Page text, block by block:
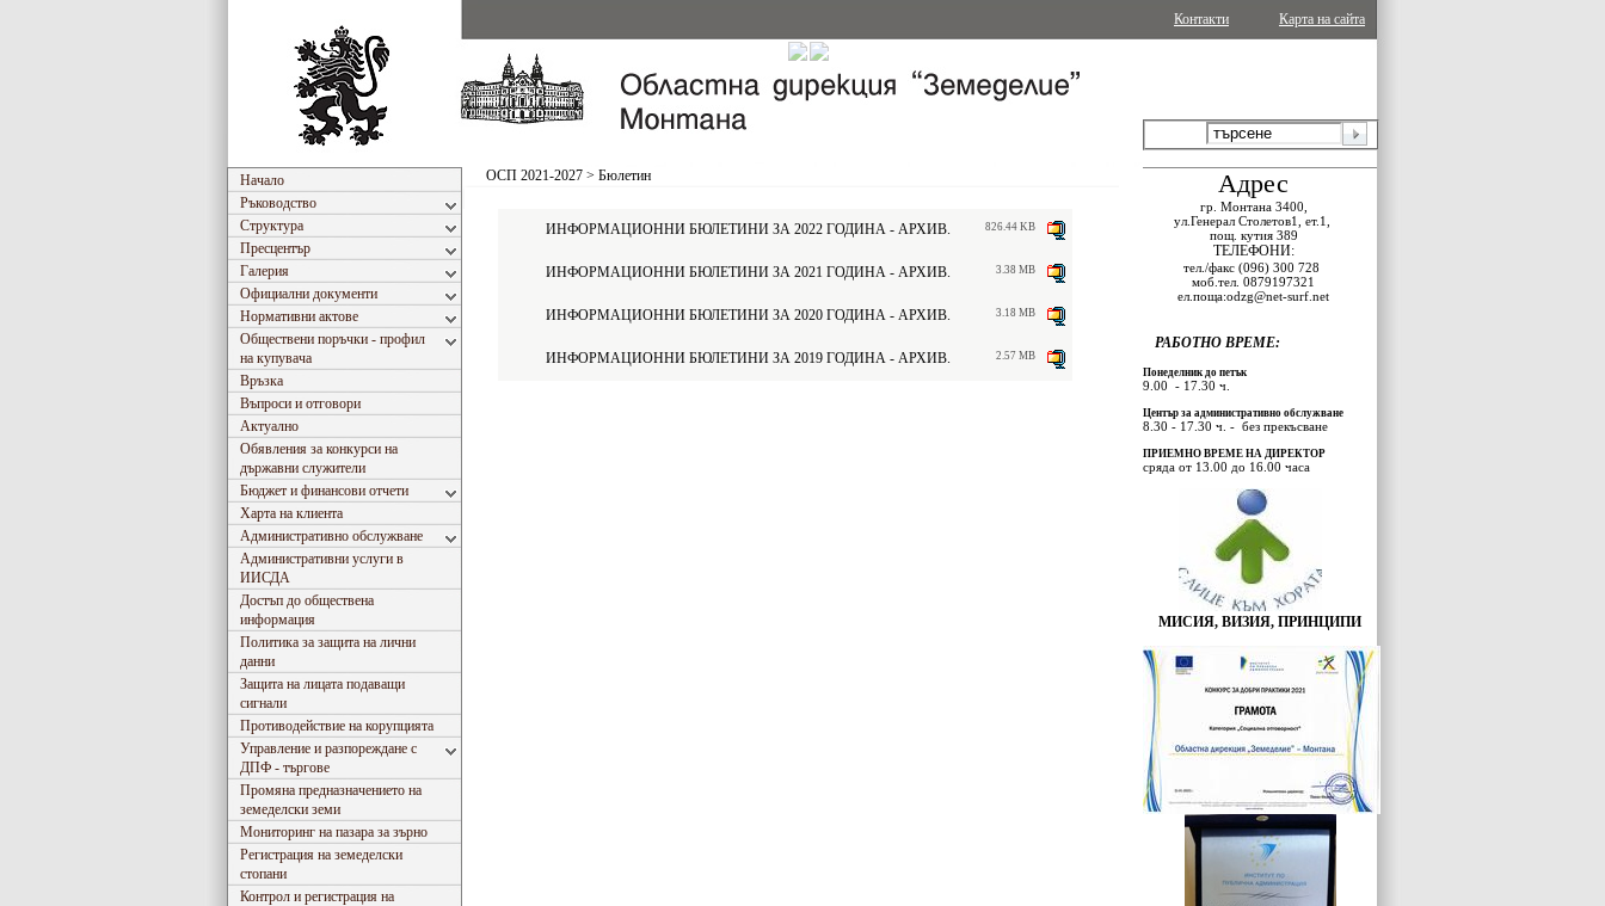
Карта на сайта
Контакти
Начало
Ръководство
Структура
Пресцентър
Галерия
Официални документи
Нормативни актове
Обществени поръчки - профил
на купувача
Връзка
Въпроси и отговори
Актуално
Обявления за конкурси на
държавни служители
Бюджет и финансови отчети
Харта на клиента
Административно обслужване
Административни услуги в
ИИСДА
Достъп до обществена
информация
Политика за защита на лични
данни
Защита на лицата подаващи
сигнали
Противодействие на корупцията
Управление и разпореждане с
ДПФ - търгове
Промяна предназначението на
земеделски земи
Мониторинг на пазара за зърно
Регистрация на земеделски
стопани
Контрол и регистрация на
ОСП 2021-2027 > Бюлетин
ИНФОРМАЦИОННИ БЮЛЕТИНИ ЗА 2022 ГОДИНА - АРХИВ. 826.44 KB
ИНФОРМАЦИОННИ БЮЛЕТИНИ ЗА 2021 ГОДИНА - АРХИВ. 3.38 MB
ИНФОРМАЦИОННИ БЮЛЕТИНИ ЗА 2020 ГОДИНА - АРХИВ. 3.18 MB
ИНФОРМАЦИОННИ БЮЛЕТИНИ ЗА 2019 ГОДИНА - АРХИВ. 2.57 MB
Адрес
гр. Монтана 3400,
ул.Генерал Столетов1, ет.1,
пощ. кутия 389
ТЕЛЕФОНИ:
тел./факс (096) 300 728
моб.тел. 0879197321
ел.поща:odzg@net-surf.net
РАБОТНО ВРЕМЕ:
Понеделник до петък
9.00 - 17.30 ч.
Център за административно обслужване
8.30 - 17.30 ч. - без прекъсване
ПРИЕМНО ВРЕМЕ НА ДИРЕКТОР
сряда от 13.00 до 16.00 часа
МИСИЯ, ВИЗИЯ, ПРИНЦИПИ